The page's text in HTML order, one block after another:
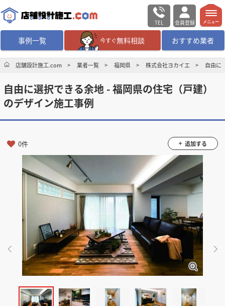
TEL 会員登録
事例一覧 今すぐ無料相談 おすすめ業者
無料相談 ログイン／会員登録
デザイン設計・施工業者を探す
店舗・商業施設の施工事例を探す
マッチング案件一覧
店舗設計施工.comとは
シミュレーター
掲載希望のデザイン設計・施工会社様へ
店舗開業・改装をご検討中の方へ
メニュー
店舗設計施工.com 業者一覧 福岡県 株式会社ヨカイエ 自由に
自由に選択できる余地 - 福岡県の住宅（戸建）
のデザイン施工事例
0件 追加する